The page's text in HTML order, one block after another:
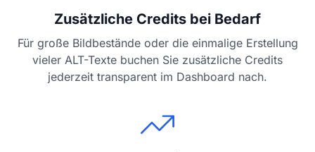
Zusätzliche Credits bei Bedarf
Für große Bildbestände oder die einmalige Erstellung
vieler ALT-Texte buchen Sie zusätzliche Credits
jederzeit transparent im Dashboard nach.